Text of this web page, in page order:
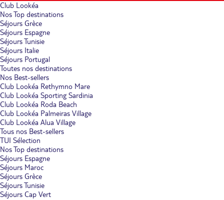
Club Lookéa
Nos Top destinations
Séjours Grèce
Séjours Espagne
Séjours Tunisie
Séjours Italie
Séjours Portugal
Toutes nos destinations
Nos Best-sellers
Club Lookéa Rethymno Mare
Club Lookéa Sporting Sardinia
Club Lookéa Roda Beach
Club Lookéa Palmeiras Village
Club Lookéa Alua Village
Tous nos Best-sellers
TUI Sélection
Nos Top destinations
Séjours Espagne
Séjours Maroc
Séjours Grèce
Séjours Tunisie
Séjours Cap Vert